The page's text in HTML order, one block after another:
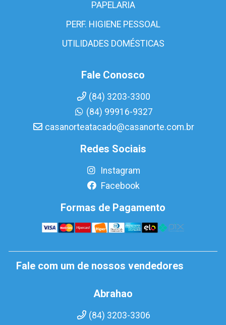
PAPELARIA
PERF. HIGIENE PESSOAL
UTILIDADES DOMÉSTICAS
Fale Conosco
(84) 3203-3300
(84) 99916-9327
casanorteatacado@casanorte.com.br
Redes Sociais
Instagram
Facebook
Formas de Pagamento
Fale com um de nossos vendedores
Abrahao
(84) 3203-3306